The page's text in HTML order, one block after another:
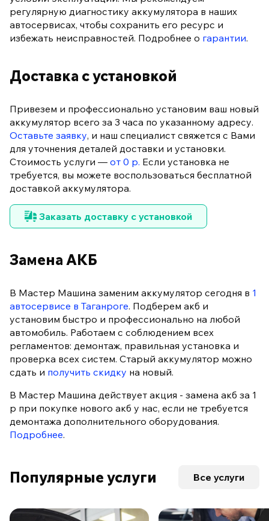
регулярную диагностику аккумулятора в наших
автосервисах, чтобы сохранить его ресурс и
избежать неисправностей. Подробнее о гарантии.
Доставка с установкой
Привезем и профессионально установим ваш новый
аккумулятор всего за 3 часа по указанному адресу.
Оставьте заявку, и наш специалист свяжется с Вами
для уточнения деталей доставки и установки.
Стоимость услуги — от 0 р. Если установка не
требуется, вы можете воспользоваться бесплатной
доставкой аккумулятора.
Заказать доставку с установкой
Замена АКБ
В Мастер Машина заменим аккумулятор сегодня в 1
автосервисе в Таганроге. Подберем акб и
установим быстро и профессионально на любой
автомобиль. Работаем с соблюдением всех
регламентов: демонтаж, правильная установка и
проверка всех систем. Старый аккумулятор можно
сдать и получить скидку на новый.
В Мастер Машина действует акция - замена акб за 1
р при покупке нового акб у нас, если не требуется
демонтажа дополнительного оборудования.
Подробнее.
Популярные услуги Все услуги